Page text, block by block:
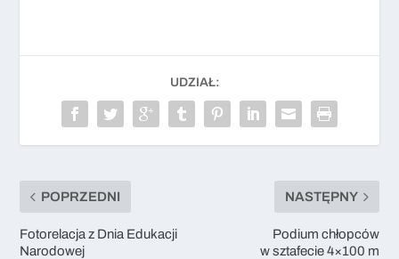
UDZIAŁ:
POPRZEDNI
Fotorelacja z Dnia Edukacji
Narodowej
NASTĘPNY
Podium chłopców
w sztafecie 4×100 m